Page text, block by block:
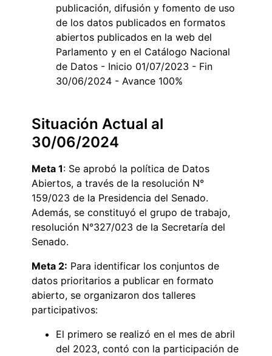
publicación, difusión y fomento de uso
de los datos publicados en formatos
abiertos publicados en la web del
Parlamento y en el Catálogo Nacional
de Datos - Inicio 01/07/2023 - Fin
30/06/2024 - Avance 100%
Situación Actual al
30/06/2024
Meta 1: Se aprobó la política de Datos
Abiertos, a través de la resolución N°
159/023 de la Presidencia del Senado.
Además, se constituyó el grupo de trabajo,
resolución N°327/023 de la Secretaría del
Senado.
Meta 2: Para identificar los conjuntos de
datos prioritarios a publicar en formato
abierto, se organizaron dos talleres
participativos:
El primero se realizó en el mes de abril
del 2023, contó con la participación de